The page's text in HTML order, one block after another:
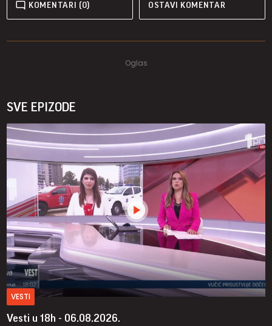
KOMENTARI (0) OSTAVI KOMENTAR
SVE EPIZODE
VESTI
Vesti u 18h - 06.08.2026.